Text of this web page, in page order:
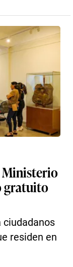
Ministerio
gratuito
ciudadanos
residen en